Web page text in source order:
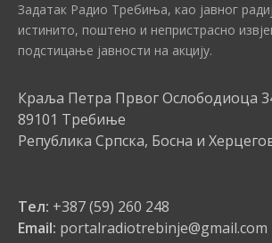
Задатак Радио Требиња, као јавног
истинито, поштено и непристрасно
подстицање јавности на акцију.
Краља Петра Првог Ослободиоца
89101 Требиње
Република Српска, Босна и
Тел: +387 (59) 260 248
Email: portalradiotrebinje@gmail.com